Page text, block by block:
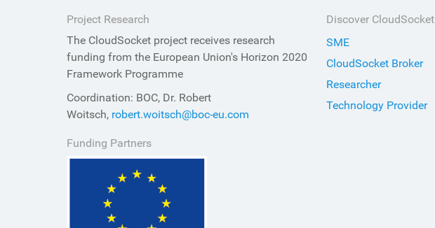
Project Research
The CloudSocket project receives research
funding from the European Union's Horizon 2020
Framework Programme
Coordination: BOC, Dr. Robert
Woitsch, robert.woitsch@boc-eu.com
Funding Partners
Discover CloudSocket
SME
CloudSocket Broker
Researcher
Technology Provider